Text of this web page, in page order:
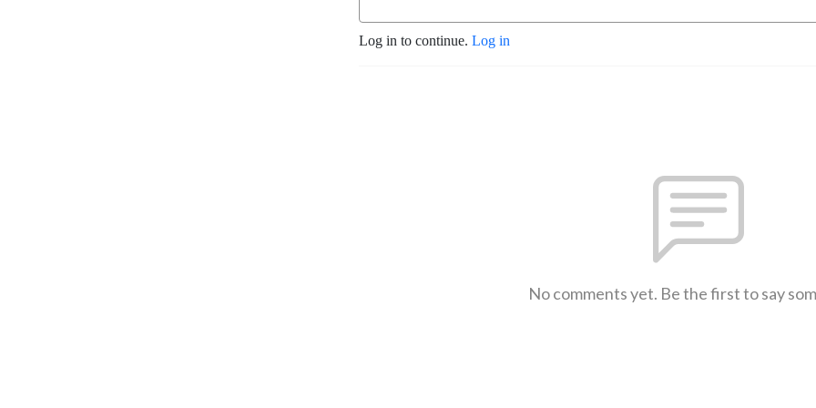
Log in to continue. Log in
No comments yet. Be the first to say